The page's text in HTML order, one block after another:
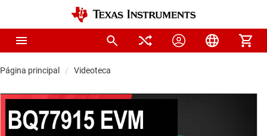
Página principal Videoteca